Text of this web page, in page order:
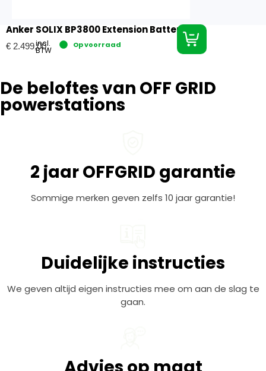
Anker SOLIX BP3800 Extension Battery
€ 2.499,00
incl.
BTW
Op voorraad
De beloftes van OFF GRID
powerstations
2 jaar OFFGRID garantie
Sommige merken geven zelfs 10 jaar garantie!
Duidelijke instructies
We geven altijd eigen instructies mee om aan de slag te
gaan.